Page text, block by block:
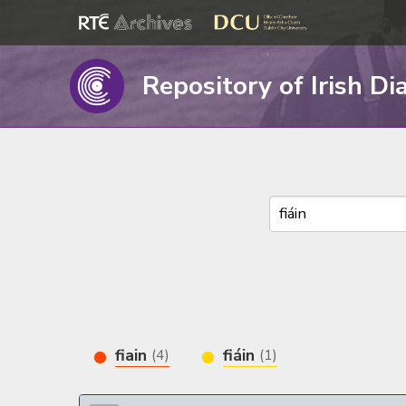
Repository of Irish
fiain (4) fiáin (1)